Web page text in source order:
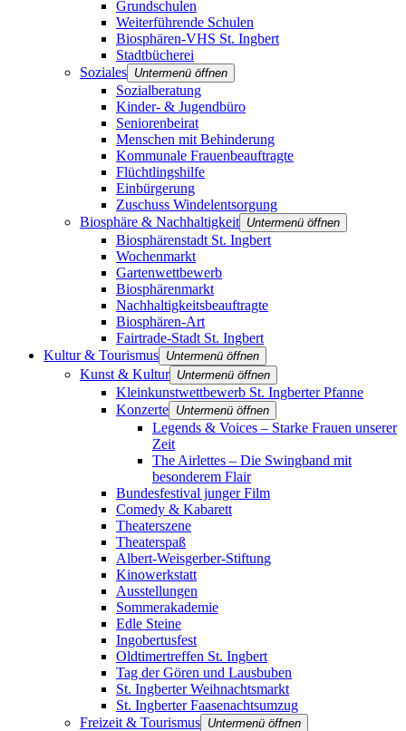
Grundschulen
Weiterführende Schulen
Biosphären-VHS St. Ingbert
Stadtbücherei
Soziales Untermenü öffnen
Sozialberatung
Kinder- & Jugendbüro
Seniorenbeirat
Menschen mit Behinderung
Kommunale Frauenbeauftragte
Flüchtlingshilfe
Einbürgerung
Zuschuss Windelentsorgung
Biosphäre & Nachhaltigkeit Untermenü öffnen
Biosphärenstadt St. Ingbert
Wochenmarkt
Gartenwettbewerb
Biosphärenmarkt
Nachhaltigkeitsbeauftragte
Biosphären-Art
Fairtrade-Stadt St. Ingbert
Kultur & Tourismus Untermenü öffnen
Kunst & Kultur Untermenü öffnen
Kleinkunstwettbewerb St. Ingberter Pfanne
Konzerte Untermenü öffnen
Legends & Voices – Starke Frauen unserer
Zeit
The Airlettes – Die Swingband mit
besonderem Flair
Bundesfestival junger Film
Comedy & Kabarett
Theaterszene
Theaterspaß
Albert-Weisgerber-Stiftung
Kinowerkstatt
Ausstellungen
Sommerakademie
Edle Steine
Ingobertusfest
Oldtimertreffen St. Ingbert
Tag der Gören und Lausbuben
St. Ingberter Weihnachtsmarkt
St. Ingberter Faasenachtsumzug
Freizeit & Tourismus Untermenü öffnen